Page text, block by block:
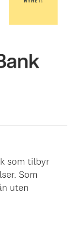
som tilbyr
Som
uten